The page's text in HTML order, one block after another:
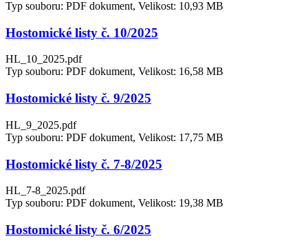
Typ souboru: PDF dokument, Velikost: 10,93 MB
Hostomické listy č. 10/2025
HL_10_2025.pdf
Typ souboru: PDF dokument, Velikost: 16,58 MB
Hostomické listy č. 9/2025
HL_9_2025.pdf
Typ souboru: PDF dokument, Velikost: 17,75 MB
Hostomické listy č. 7-8/2025
HL_7-8_2025.pdf
Typ souboru: PDF dokument, Velikost: 19,38 MB
Hostomické listy č. 6/2025